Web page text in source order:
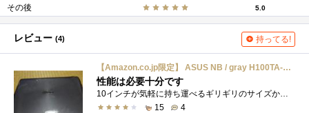
その後 5.0
レビュー (4) 持ってる!
【Amazon.co.jp限定】 ASUS NB / gray H100TA-DK004HS
性能は必要十分です
10インチが気軽に持ち運べるギリギリのサイズかな、という事で外で使う用に買ってみました。なんだかんだでキーボードが有った方がいいし、合...
15
4